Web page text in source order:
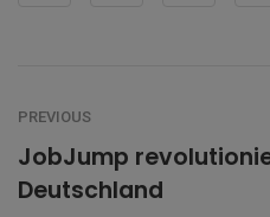
PREVIOUS
JobJump
Deutschland